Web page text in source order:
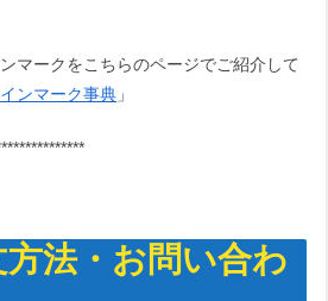
マークをこちらのページでご紹介して
ンマーク事典 」
法・お問い合わ